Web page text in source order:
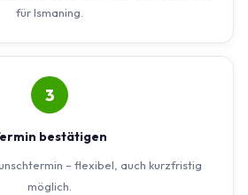
für Ismaning.
3
bestätigen
– flexibel, auch kurzfristig
möglich.